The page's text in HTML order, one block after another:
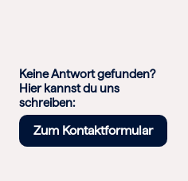
Keine Antwort gefunden?
Hier kannst du uns
schreiben:
Zum Kontaktformular